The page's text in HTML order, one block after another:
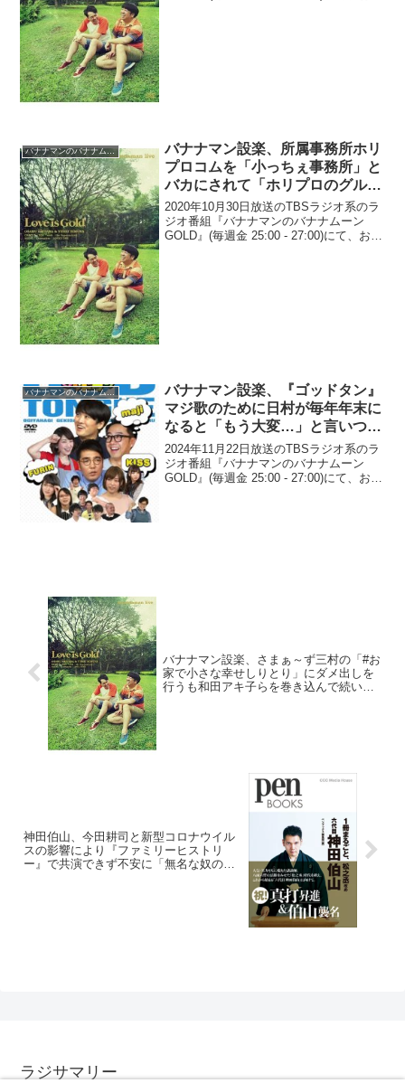
バナナマンのバナナムーンGOLD
バナナマン設楽、所属事務所ホリ
プロコムを「小っちぇ事務所」と
バカにされて「ホリプロのグルー
プだぞ」と反論「傘下グループだ
から」
2020年10月30日放送のTBSラジオ系のラ
ジオ番組『バナナマンのバナナムーン
GOLD』(毎週金 25:00 - 27:00)にて、お笑
バナナマンのバナナムーンGOLD
バナナマン設楽、『ゴッドタン』
マジ歌のために日村が毎年年末に
なると「もう大変…」と言いつつ
練習に打ち込んでいると明かす
2024年11月22日放送のTBSラジオ系のラ
ジオ番組『バナナマンのバナナムーン
GOLD』(毎週金 25:00 - 27:00)にて、お笑
バナナマン設楽、さまぁ～ず三村の「#お
家で小さな幸せしりとり」にダメ出しを
行うも和田アキ子らを巻き込んで続いて
神田伯山、今田耕司と新型コロナウイル
スの影響により『ファミリーヒストリ
ー』で共演できず不安に「無名な奴のフ
ラジサマリー